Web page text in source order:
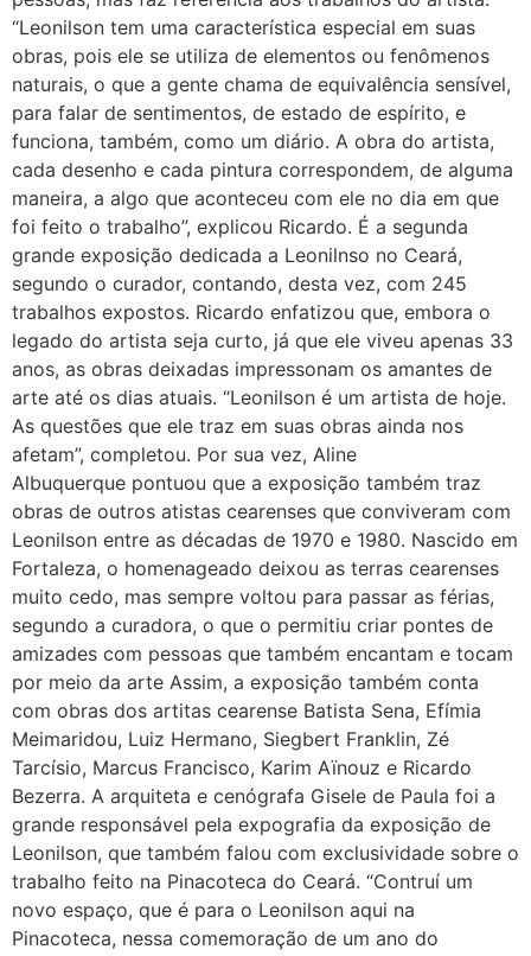
“Leonilson tem uma característica especial em suas
obras, pois ele se utiliza de elementos ou fenômenos
naturais, o que a gente chama de equivalência sensível,
para falar de sentimentos, de estado de espírito, e
funciona, também, como um diário. A obra do artista,
cada desenho e cada pintura correspondem, de alguma
maneira, a algo que aconteceu com ele no dia em que
foi feito o trabalho”, explicou Ricardo. É a segunda
grande exposição dedicada a Leonilnso no Ceará,
segundo o curador, contando, desta vez, com 245
trabalhos expostos. Ricardo enfatizou que, embora o
legado do artista seja curto, já que ele viveu apenas 33
anos, as obras deixadas impressonam os amantes de
arte até os dias atuais. “Leonilson é um artista de hoje.
As questões que ele traz em suas obras ainda nos
afetam”, completou. Por sua vez, Aline
Albuquerque pontuou que a exposição também traz
obras de outros atistas cearenses que conviveram com
Leonilson entre as décadas de 1970 e 1980. Nascido em
Fortaleza, o homenageado deixou as terras cearenses
muito cedo, mas sempre voltou para passar as férias,
segundo a curadora, o que o permitiu criar pontes de
amizades com pessoas que também encantam e tocam
por meio da arte Assim, a exposição também conta
com obras dos artitas cearense Batista Sena, Efímia
Meimaridou, Luiz Hermano, Siegbert Franklin, Zé
Tarcísio, Marcus Francisco, Karim Aïnouz e Ricardo
Bezerra. A arquiteta e cenógrafa Gisele de Paula foi a
grande responsável pela expografia da exposição de
Leonilson, que também falou com exclusividade sobre o
trabalho feito na Pinacoteca do Ceará. “Contruí um
novo espaço, que é para o Leonilson aqui na
Pinacoteca, nessa comemoração de um ano do